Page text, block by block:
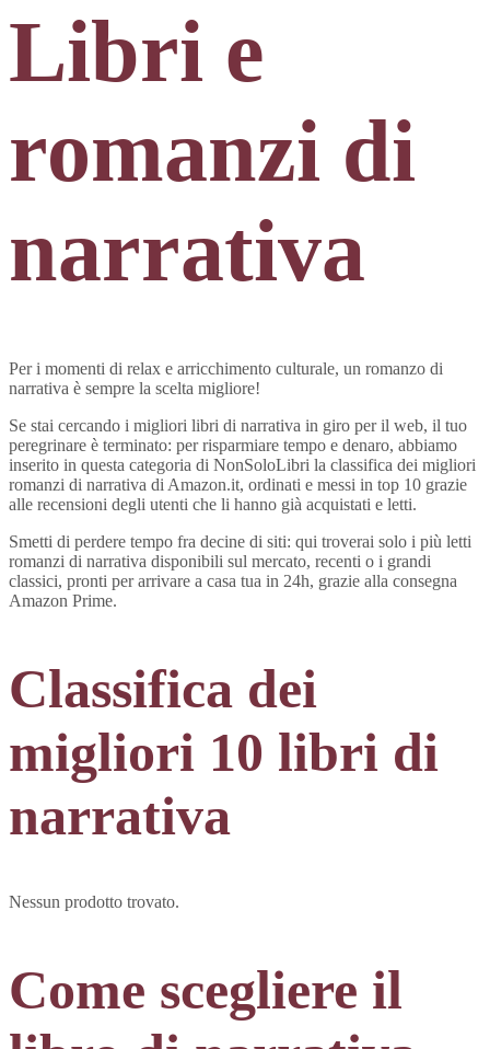
Libri e
romanzi di
narrativa
Per i momenti di relax e arricchimento culturale, un romanzo di
narrativa è sempre la scelta migliore!
Se stai cercando i migliori libri di narrativa in giro per il web, il tuo
peregrinare è terminato: per risparmiare tempo e denaro, abbiamo
inserito in questa categoria di NonSoloLibri la classifica dei migliori
romanzi di narrativa di Amazon.it, ordinati e messi in top 10 grazie
alle recensioni degli utenti che li hanno già acquistati e letti.
Smetti di perdere tempo fra decine di siti: qui troverai solo i più letti
romanzi di narrativa disponibili sul mercato, recenti o i grandi
classici, pronti per arrivare a casa tua in 24h, grazie alla consegna
Amazon Prime.
Classifica dei
migliori 10 libri di
narrativa
Nessun prodotto trovato.
Come scegliere il